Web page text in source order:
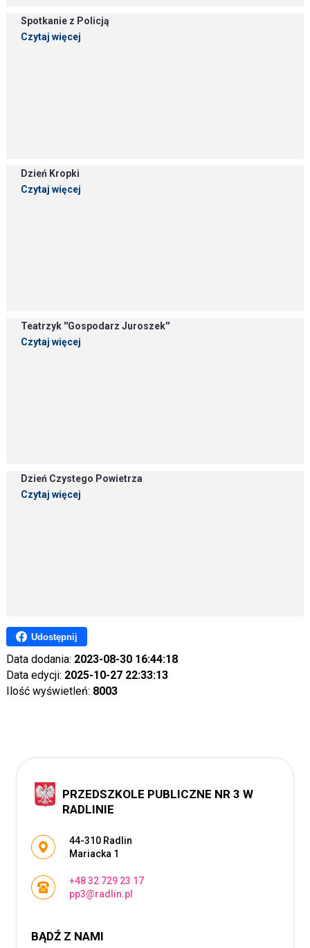
Spotkanie z Policją
Czytaj więcej
Dzień Kropki
Czytaj więcej
Teatrzyk ''Gospodarz Juroszek''
Czytaj więcej
Dzień Czystego Powietrza
Czytaj więcej
Udostępnij
Data dodania: 2023-08-30 16:44:18
Data edycji: 2025-10-27 22:33:13
Ilość wyświetleń: 8003
PRZEDSZKOLE PUBLICZNE NR 3 W
RADLINIE
Adres pocztowy:
44-310 Radlin
Mariacka 1
+48 32 729 23 17
pp3@radlin.pl
BĄDŹ Z NAMI